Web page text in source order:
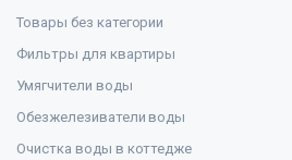
Товары без категории
Фильтры для квартиры
Умягчители воды
Обезжелезиватели воды
Очистка воды в коттедже